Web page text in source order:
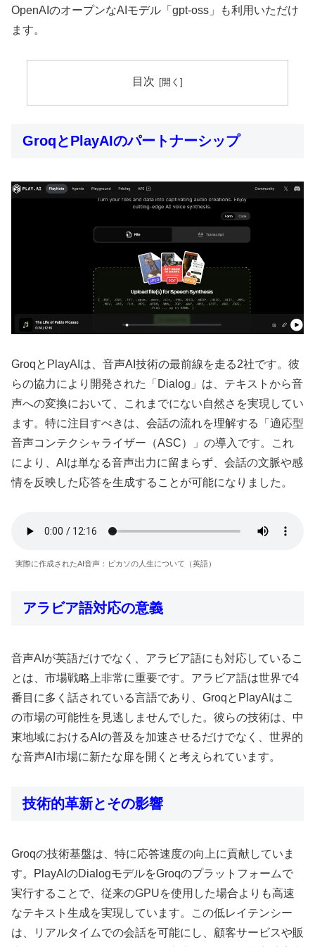
OpenAIのオープンなAIモデル「gpt-oss」も利用いただけ
ます。
目次
GroqとPlayAIのパートナーシップ
GroqとPlayAIは、音声AI技術の最前線を走る2社です。彼
らの協力により開発された「Dialog」は、テキストから音
声への変換において、これまでにない自然さを実現してい
ます。特に注目すべきは、会話の流れを理解する「適応型
音声コンテクシャライザー（ASC）」の導入です。これ
により、AIは単なる音声出力に留まらず、会話の文脈や感
情を反映した応答を生成することが可能になりました。
実際に作成されたAI音声：ピカソの人生について（英語）
アラビア語対応の意義
音声AIが英語だけでなく、アラビア語にも対応しているこ
とは、市場戦略上非常に重要です。アラビア語は世界で4
番目に多く話されている言語であり、GroqとPlayAIはこ
の市場の可能性を見逃しませんでした。彼らの技術は、中
東地域におけるAIの普及を加速させるだけでなく、世界的
な音声AI市場に新たな扉を開くと考えられています。
技術的革新とその影響
Groqの技術基盤は、特に応答速度の向上に貢献していま
す。PlayAIのDialogモデルをGroqのプラットフォームで
実行することで、従来のGPUを使用した場合よりも高速
なテキスト生成を実現しています。この低レイテンシー
は、リアルタイムでの会話を可能にし、顧客サービスや販